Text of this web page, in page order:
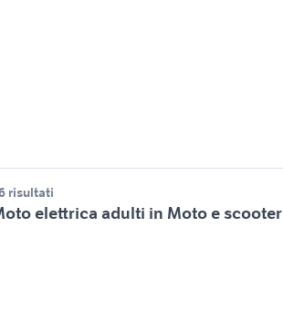
risultati
elettrica adulti in Moto e scooter